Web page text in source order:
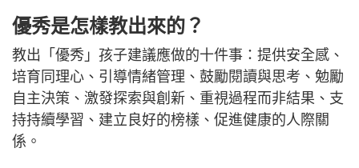
優秀是怎樣教出來的？
教出「優秀」孩子建議應做的十件事：提供安全感、
培育同理心、引導情緒管理、鼓勵閱讀與思考、勉勵
自主決策、激發探索與創新、重視過程而非結果、支
持持續學習、建立良好的榜樣、促進健康的人際關
係。